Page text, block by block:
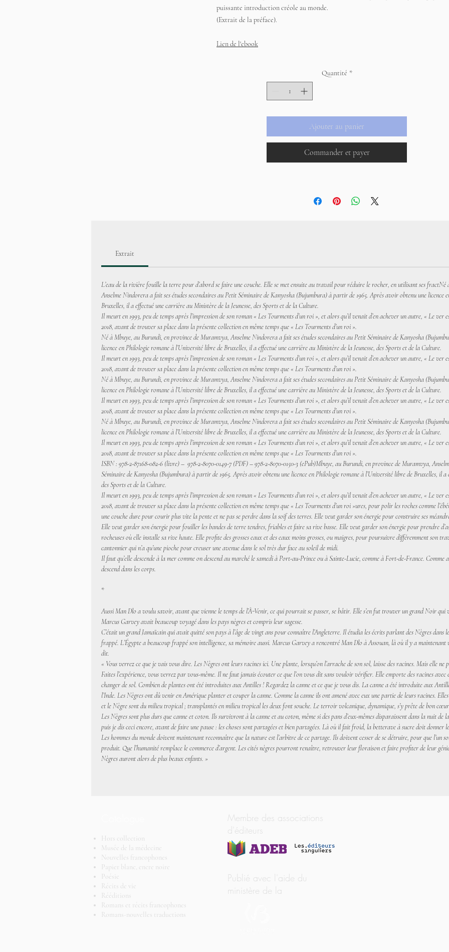
puissante introduction créole au monde.
(Extrait de la préface).
Lien de l'ebook
Quantité *
Ajouter au panier
Commander et payer
Extrait
L’eau de la rivière fouille la terre pour d’abord se faire une couche. Elle se met ensuite au travail pour réduire le rocher, en utilisant ses
Anselme Nindorera a fait ses études secondaires au Petit Séminaire de Kanyosha (Bujumbura) à partir de 1965. Après avoir obtenu une licence
Bruxelles, il a effectué une carrière au Ministère de la Jeunesse, des Sports et de la Culture.
Il meurt en 1993, peu de temps après l’impression de son roman « Les Tourments d’un roi », et alors qu’il venait d’en achever un autre, « Le
2018, avant de trouver sa place dans la présente collection en même temps que « Les Tourments d’un roi ».
Né à Mbuye, au Burundi, en province de Muramvya, Anselme Nindorera a fait ses études secondaires au Petit Séminaire de Kanyosha
licence en Philologie romane à l’Université libre de Bruxelles, il a effectué une carrière au Ministère de la Jeunesse, des Sports et de la Culture.
Il meurt en 1993, peu de temps après l’impression de son roman « Les Tourments d’un roi », et alors qu’il venait d’en achever un autre, « Le
2018, avant de trouver sa place dans la présente collection en même temps que « Les Tourments d’un roi ».
Né à Mbuye, au Burundi, en province de Muramvya, Anselme Nindorera a fait ses études secondaires au Petit Séminaire de Kanyosha
licence en Philologie romane à l’Université libre de Bruxelles, il a effectué une carrière au Ministère de la Jeunesse, des Sports et de la Culture.
Il meurt en 1993, peu de temps après l’impression de son roman « Les Tourments d’un roi », et alors qu’il venait d’en achever un autre, « Le
2018, avant de trouver sa place dans la présente collection en même temps que « Les Tourments d’un roi ».
Né à Mbuye, au Burundi, en province de Muramvya, Anselme Nindorera a fait ses études secondaires au Petit Séminaire de Kanyosha
licence en Philologie romane à l’Université libre de Bruxelles, il a effectué une carrière au Ministère de la Jeunesse, des Sports et de la Culture.
Il meurt en 1993, peu de temps après l’impression de son roman « Les Tourments d’un roi », et alors qu’il venait d’en achever un autre, « Le
2018, avant de trouver sa place dans la présente collection en même temps que « Les Tourments d’un roi ».
ISBN : 978-2-87168-082-6 (livre) – 978-2-8070-0149-7 (PDF) – 978-2-8070-0150-3 (ePub)Mbuye, au Burundi, en province de Muramvya,
Séminaire de Kanyosha (Bujumbura) à partir de 1965. Après avoir obtenu une licence en Philologie romane à l’Université libre de Bruxelles, il a
des Sports et de la Culture.
Il meurt en 1993, peu de temps après l’impression de son roman « Les Tourments d’un roi », et alors qu’il venait d’en achever un autre, « Le
2018, avant de trouver sa place dans la présente collection en même temps que « Les Tourments d’un roi »ures, pour polir les roches comme
une couche dure pour courir plus vite la pente et ne pas se perdre dans la soif des terres. Elle veut garder son énergie pour construire ses
Elle veut garder son énergie pour fouiller les bandes de terre tendres, friables et faire sa rive basse. Elle veut garder son énergie pour prendre
rocheuses où elle installe sa rive haute. Elle profite des grosses eaux et des eaux moins grosses, ou maigres, pour poursuivre différemment son
cantonnier qui n’a qu’une pioche pour creuser une avenue dans le sol très dur face au soleil de midi.
Il faut qu’elle descende à la mer comme on descend au marché le samedi à Port-au-Prince ou à Sainte-Lucie, comme à Fort-de-France. Comme
descend dans les corps.
*
Aussi Man Dlo a voulu savoir, avant que vienne le temps de l’À-Venir, ce qui pourrait se passer, se bâtir. Elle s’en fut trouver un grand Noir
Marcus Garvey avait beaucoup voyagé dans les pays nègres et compris leur sagesse.
C’était un grand Jamaïcain qui avait quitté son pays à l’âge de vingt ans pour connaître l’Angleterre. Il étudia les écrits parlant des Nègres dans
frappé. L’Égypte a beaucoup frappé son intelligence, sa mémoire aussi. Marcus Garvey a rencontré Man Dlo à Assouan, là où il y a
dit.
« Vous verrez ce que je vais vous dire. Les Nègres ont leurs racines ici. Une plante, lorsqu’on l’arrache de son sol, laisse des racines. Mais elle ne
Faites l’expérience, vous verrez par vous-même. Il ne faut jamais écouter ce que l’on vous dit sans vouloir vérifier. Elle emporte des racines
changer de sol. Combien de plantes ont été introduites aux Antilles ! Regardez la canne et ce que je vous dis. La canne a été introduite aux
l’Inde. Les Nègres ont dû venir en Amérique planter et couper la canne. Comme la canne ils ont amené avec eux une partie de leurs racines.
et le Nègre sont du milieu tropical ; transplantés en milieu tropical les deux font souche. Le terroir volcanique, dynamique, s’y prête de bon
Les Nègres sont plus durs que canne et coton. Ils survivront à la canne et au coton, même si des pans d’eux-mêmes disparaissent dans la nuit
puis je dis ceci encore, avant de faire une pause : les choses sont partagées et bien partagées. Là où il fait froid, la betterave à sucre doit donner
Les hommes du monde doivent maintenant reconnaître que la nature est l’arbitre de ce partage. Ils doivent cesser de se détruire, pour que l’un
produit. Que l’humanité remplace le commerce d’argent. Les cités nègres pourront renaître, retrouver leur floraison et faire profiter de leur
Nègres auront alors de plus beaux enfants. »
Hors collection
Musée de la médecine
Nouvelles francophones
Papier blanc, encre noire
Poésie
Récits de vie
Rééditions
Romans et récits francophones
Romans-nouvelles traductions
Membre des associations
d'éditeurs
Publié avec l'aide du
ministère de la